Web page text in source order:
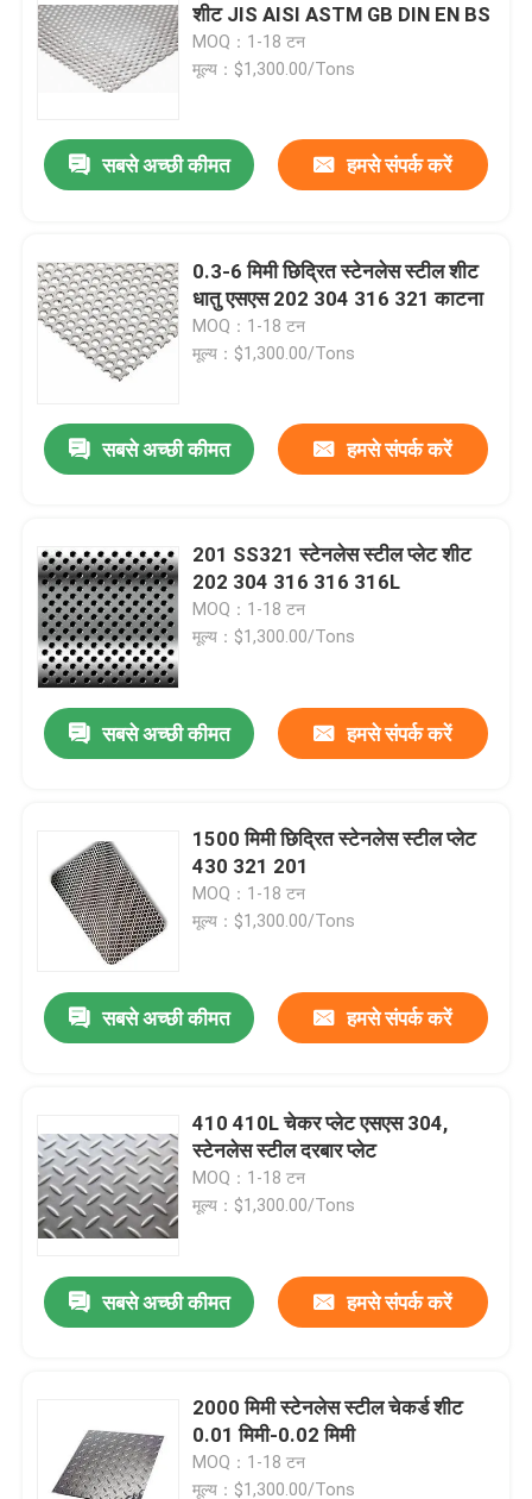
उत्पादों
हमारे बारे में
गुणवत्ता नियंत्रण
एक उद्धरण का अनुरोध करें
स्टेनलेस स्टील मिश्र धातु
स्टेनलेस स्टील प्लेट शीट
शीट JIS AISI ASTM GB DIN EN BS
MOQ：1-18 टन
मूल्य：$1,300.00/Tons
सबसे अच्छी कीमत हमसे संपर्क करें
0.3-6 मिमी छिद्रित स्टेनलेस स्टील शीट
धातु एसएस 202 304 316 321 काटना
MOQ：1-18 टन
मूल्य：$1,300.00/Tons
सबसे अच्छी कीमत हमसे संपर्क करें
201 SS321 स्टेनलेस स्टील प्लेट शीट
202 304 316 316 316L
MOQ：1-18 टन
मूल्य：$1,300.00/Tons
सबसे अच्छी कीमत हमसे संपर्क करें
1500 मिमी छिद्रित स्टेनलेस स्टील प्लेट
430 321 201
MOQ：1-18 टन
मूल्य：$1,300.00/Tons
सबसे अच्छी कीमत हमसे संपर्क करें
410 410L चेकर प्लेट एसएस 304,
स्टेनलेस स्टील दरबार प्लेट
MOQ：1-18 टन
मूल्य：$1,300.00/Tons
सबसे अच्छी कीमत हमसे संपर्क करें
2000 मिमी स्टेनलेस स्टील चेकर्ड शीट
0.01 मिमी-0.02 मिमी
MOQ：1-18 टन
मूल्य：$1,300.00/Tons